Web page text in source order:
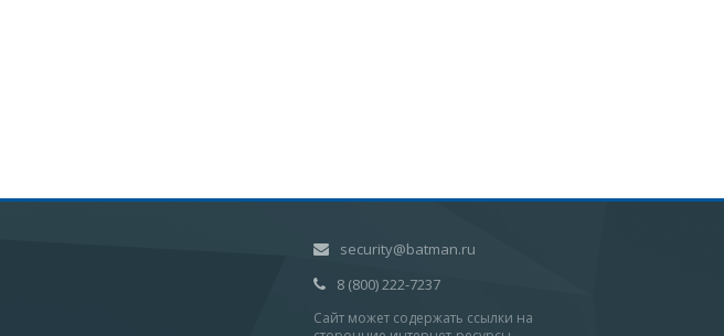
security@batman.ru
8 (800) 222-7237
Сайт может содержать ссылки на